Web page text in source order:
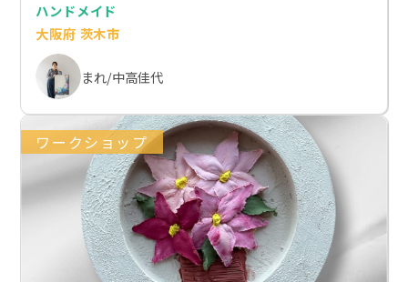
ハンドメイド
大阪府 茨木市
まれ/中高佳代
ワークショップ